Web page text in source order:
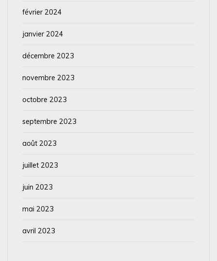
février 2024
janvier 2024
décembre 2023
novembre 2023
octobre 2023
septembre 2023
août 2023
juillet 2023
juin 2023
mai 2023
avril 2023